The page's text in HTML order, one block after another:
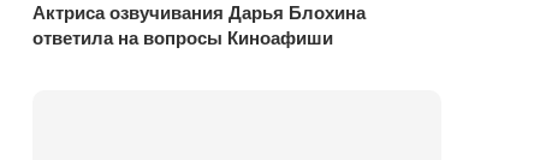
Актриса озвучивания Дарья Блохина
ответила на вопросы Киноафиши